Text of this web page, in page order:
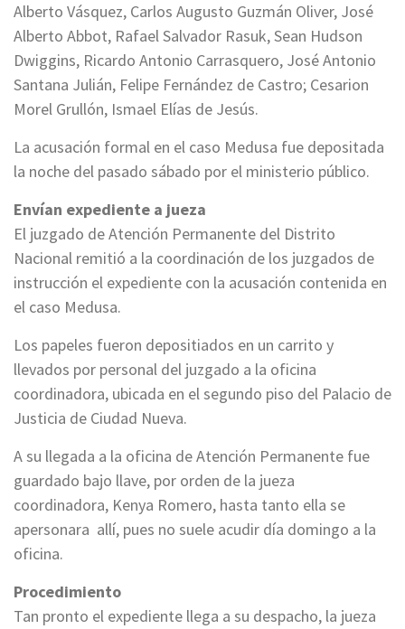
Alberto Vásquez, Carlos Augusto Guzmán Oliver, José
Alberto Abbot, Rafael Salvador Rasuk, Sean Hudson
Dwiggins, Ricardo Antonio Carrasquero, José Antonio
Santana Julián, Felipe Fernández de Castro; Cesarion
Morel Grullón, Ismael Elías de Jesús.
La acusación formal en el caso Medusa fue depositada
la noche del pasado sábado por el ministerio público.
Envían expediente a jueza
El juzgado de Atención Permanente del Distrito
Nacional remitió a la coordinación de los juzgados de
instrucción el expediente con la acusación contenida en
el caso Medusa.
Los papeles fueron depositiados en un carrito y
llevados por personal del juzgado a la oficina
coordinadora, ubicada en el segundo piso del Palacio de
Justicia de Ciudad Nueva.
A su llegada a la oficina de Atención Permanente fue
guardado bajo llave, por orden de la jueza
coordinadora, Kenya Romero, hasta tanto ella se
apersonara allí, pues no suele acudir día domingo a la
oficina.
Procedimiento
Tan pronto el expediente llega a su despacho, la jueza